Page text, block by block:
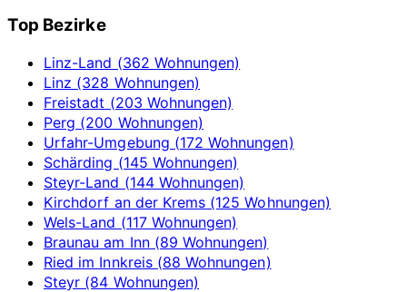
Top Bezirke
Linz-Land (362 Wohnungen)
Linz (328 Wohnungen)
Freistadt (203 Wohnungen)
Perg (200 Wohnungen)
Urfahr-Umgebung (172 Wohnungen)
Schärding (145 Wohnungen)
Steyr-Land (144 Wohnungen)
Kirchdorf an der Krems (125 Wohnungen)
Wels-Land (117 Wohnungen)
Braunau am Inn (89 Wohnungen)
Ried im Innkreis (88 Wohnungen)
Steyr (84 Wohnungen)